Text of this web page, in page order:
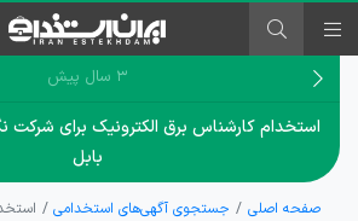
۳ سال پیش
استخدام کارشناس برق الکترونیک برای شرکت
بابل
صفحه اصلی جستجوی آگهی‌های استخدامی